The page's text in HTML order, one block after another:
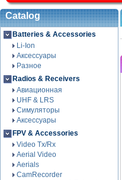
Catalog
Batteries & Accessories
Li-Ion
Аксессуары
Разное
Radios & Receivers
Авиационная
UHF & LRS
Симуляторы
Аксессуары
FPV & Accessories
Video Tx/Rx
Aerial Video
Aerials
CamRecorder